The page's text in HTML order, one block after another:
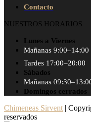
Contacto
NUESTROS HORARIOS
Lunes a Viernes
Mañanas 9:00–14:00
Tardes 17:00–20:00
Sábados
Mañanas
Domingos cerrados
Chimeneas Sirvent |
reservados